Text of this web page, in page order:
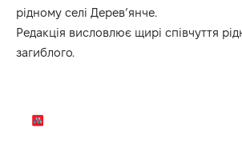
рідному селі Дерев’янче.
Редакція висловлює щирі співчуття
загиблого.